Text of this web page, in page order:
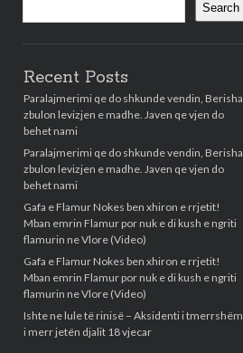
Search
Recent Posts
Paralajmerimi qe do shkunde vendin, Berisha
zbulon levizjen e madhe. Javen qe vjen do
behet nami
Paralajmerimi qe do shkunde vendin, Berisha
zbulon levizjen e madhe. Javen qe vjen do
behet nami
Gafa e Flamur Nokes ben xhiron e rrjetit!
Mban emrin Flamur por nuk e di kush e ngriti
flamurin ne Vlore (Video)
Gafa e Flamur Nokes ben xhiron e rrjetit!
Mban emrin Flamur por nuk e di kush e ngriti
flamurin ne Vlore (Video)
Ishte ne lule të rinisë – Aksidenti i tmerrshëm
i merr jetën djalit 18 vjecar